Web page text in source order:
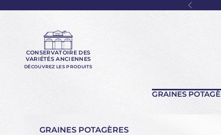
Précédent
CONSERVATOIRE DES
VARIÉTÉS ANCIENNES
DÉCOUVREZ LES PRODUITS
GRAINES
GRAINES POTAGÈRES